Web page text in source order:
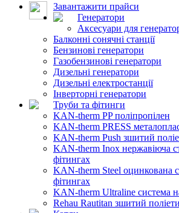
Завантажити прайси
Генератори
Аксесуари для
Балконні сонячні станції
Бензинові генератори
Газобензинові генератори
Дизельні генератори
Дизельні електростанції
Інверторні генератори
Труби та фітинги
KAN-therm PP поліпропілен
KAN-therm PRESS
KAN-therm Push зшитий
KAN-therm Inox нержавіюча
фітингах
KAN-therm Steel оцинкована
фітингах
KAN-therm Ultraline система
Rehau Rautitan зшитий